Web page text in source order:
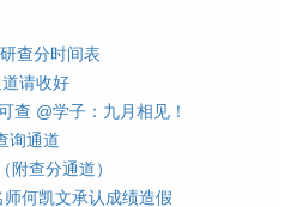
查分时间表
请收好
查 @学子：九月相见！
询通道
附查分通道）
师何凯文承认成绩造假